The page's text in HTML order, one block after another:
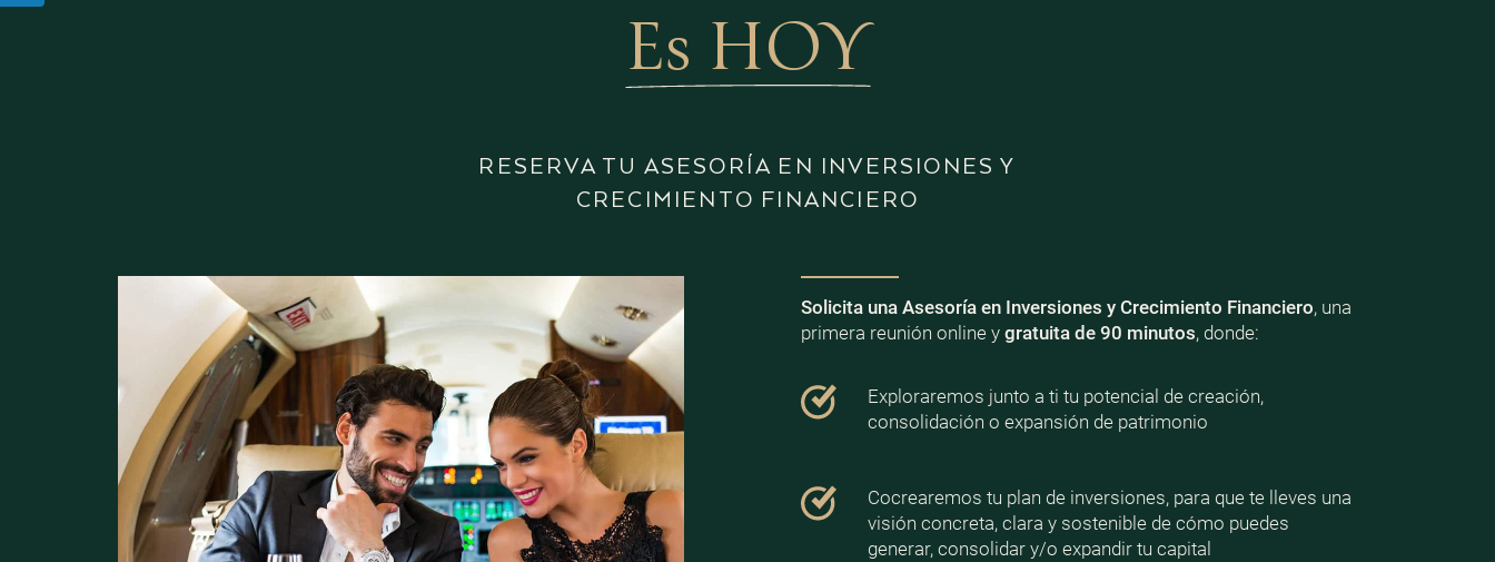
Es HOY
RESERVA TU ASESORÍA EN INVERSIONES Y
CRECIMIENTO FINANCIERO
Solicita una Asesoría en Inversiones y Crecimiento Financiero, una
primera reunión online ygratuita de 90 minutos, donde:
Exploraremos junto a ti tu potencial de creación,
consolidación o expansión de patrimonio
Cocrearemos tu plan de inversiones, para que te lleves una
visión concreta, clara y sostenible de cómo puedes
generar, consolidar y/o expandir tu capital